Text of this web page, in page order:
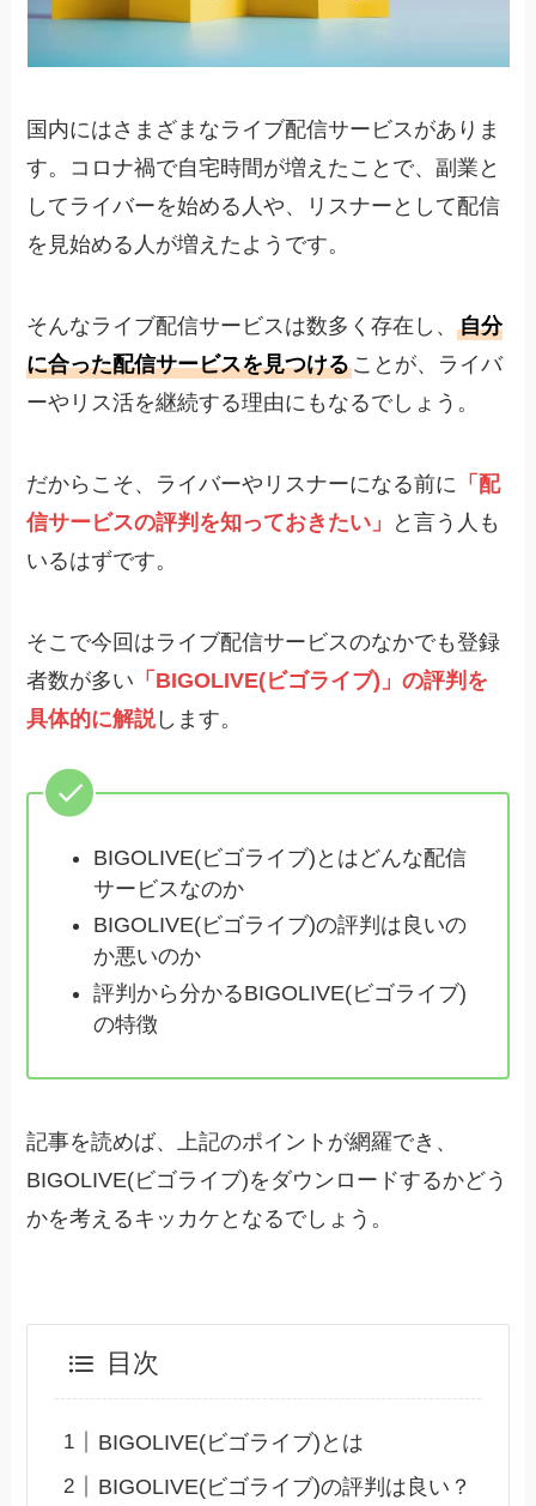
国内にはさまざまなライブ配信サービスがありま
す。コロナ禍で自宅時間が増えたことで、副業と
してライバーを始める人や、リスナーとして配信
を見始める人が増えたようです。
そんなライブ配信サービスは数多く存在し、自分
に合った配信サービスを見つけることが、ライバ
ーやリス活を継続する理由にもなるでしょう。
だからこそ、ライバーやリスナーになる前に 「配
信サービスの評判を知っておきたい」
と言う人も
いるはずです。
そこで今回はライブ配信サービスのなかでも登録
者数が多い 「BIGOLIVE(ビゴライブ)」の評判を
具体的に解説します。
BIGOLIVE(ビゴライブ)とはどんな配信
サービスなのか
BIGOLIVE(ビゴライブ)の評判は良いの
か悪いのか
評判から分かるBIGOLIVE(ビゴライブ)
の特徴
記事を読めば、上記のポイントが網羅でき、
BIGOLIVE(ビゴライブ)をダウンロードするかどう
かを考えるキッカケとなるでしょう。
目次
BIGOLIVE(ビゴライブ)とは
BIGOLIVE(ビゴライブ)の評判は良い？